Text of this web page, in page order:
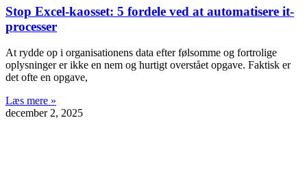
Stop Excel-kaosset: 5 fordele ved at automatisere it-
processer
At rydde op i organisationens data efter følsomme og fortrolige
oplysninger er ikke en nem og hurtigt overstået opgave. Faktisk er
det ofte en opgave,
Læs mere »
december 2, 2025